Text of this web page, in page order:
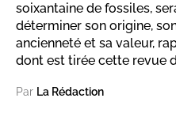
soixantaine de fossiles,
déterminer son origine,
ancienneté et sa valeur,
dont est tirée cette revue
Par La Rédaction